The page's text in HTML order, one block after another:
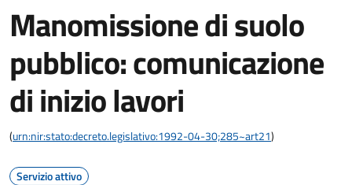
Manomissione di suolo
pubblico: comunicazione
di inizio lavori
(urn:nir:stato:decreto.legislativo:1992-04-30;285~art21)
Servizio attivo